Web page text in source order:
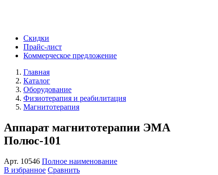
Скидки
Прайс-лист
Коммерческое предложение
Главная
Каталог
Оборудование
Физиотерапия и реабилитация
Магнитотерапия
Аппарат магнитотерапии ЭМА
Полюс-101
Арт. 10546 Полное наименование
В избранное Сравнить